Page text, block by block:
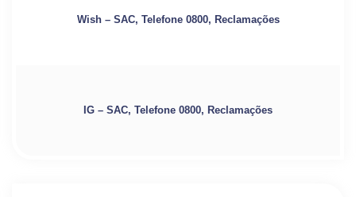
Wish – SAC, Telefone 0800, Reclamações
IG – SAC, Telefone 0800, Reclamações